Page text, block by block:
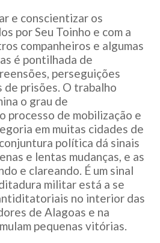
e conscientizar os
por Seu Toinho e com a
companheiros e algumas
é pontilhada de
perseguições
de prisões. O trabalho
o grau de
processo de mobilização e
em muitas cidades de
política dá sinais
e lentas mudanças, e as
e clareando. É um sinal
militar está a se
no interior das
de Alagoas e na
pequenas vitórias.